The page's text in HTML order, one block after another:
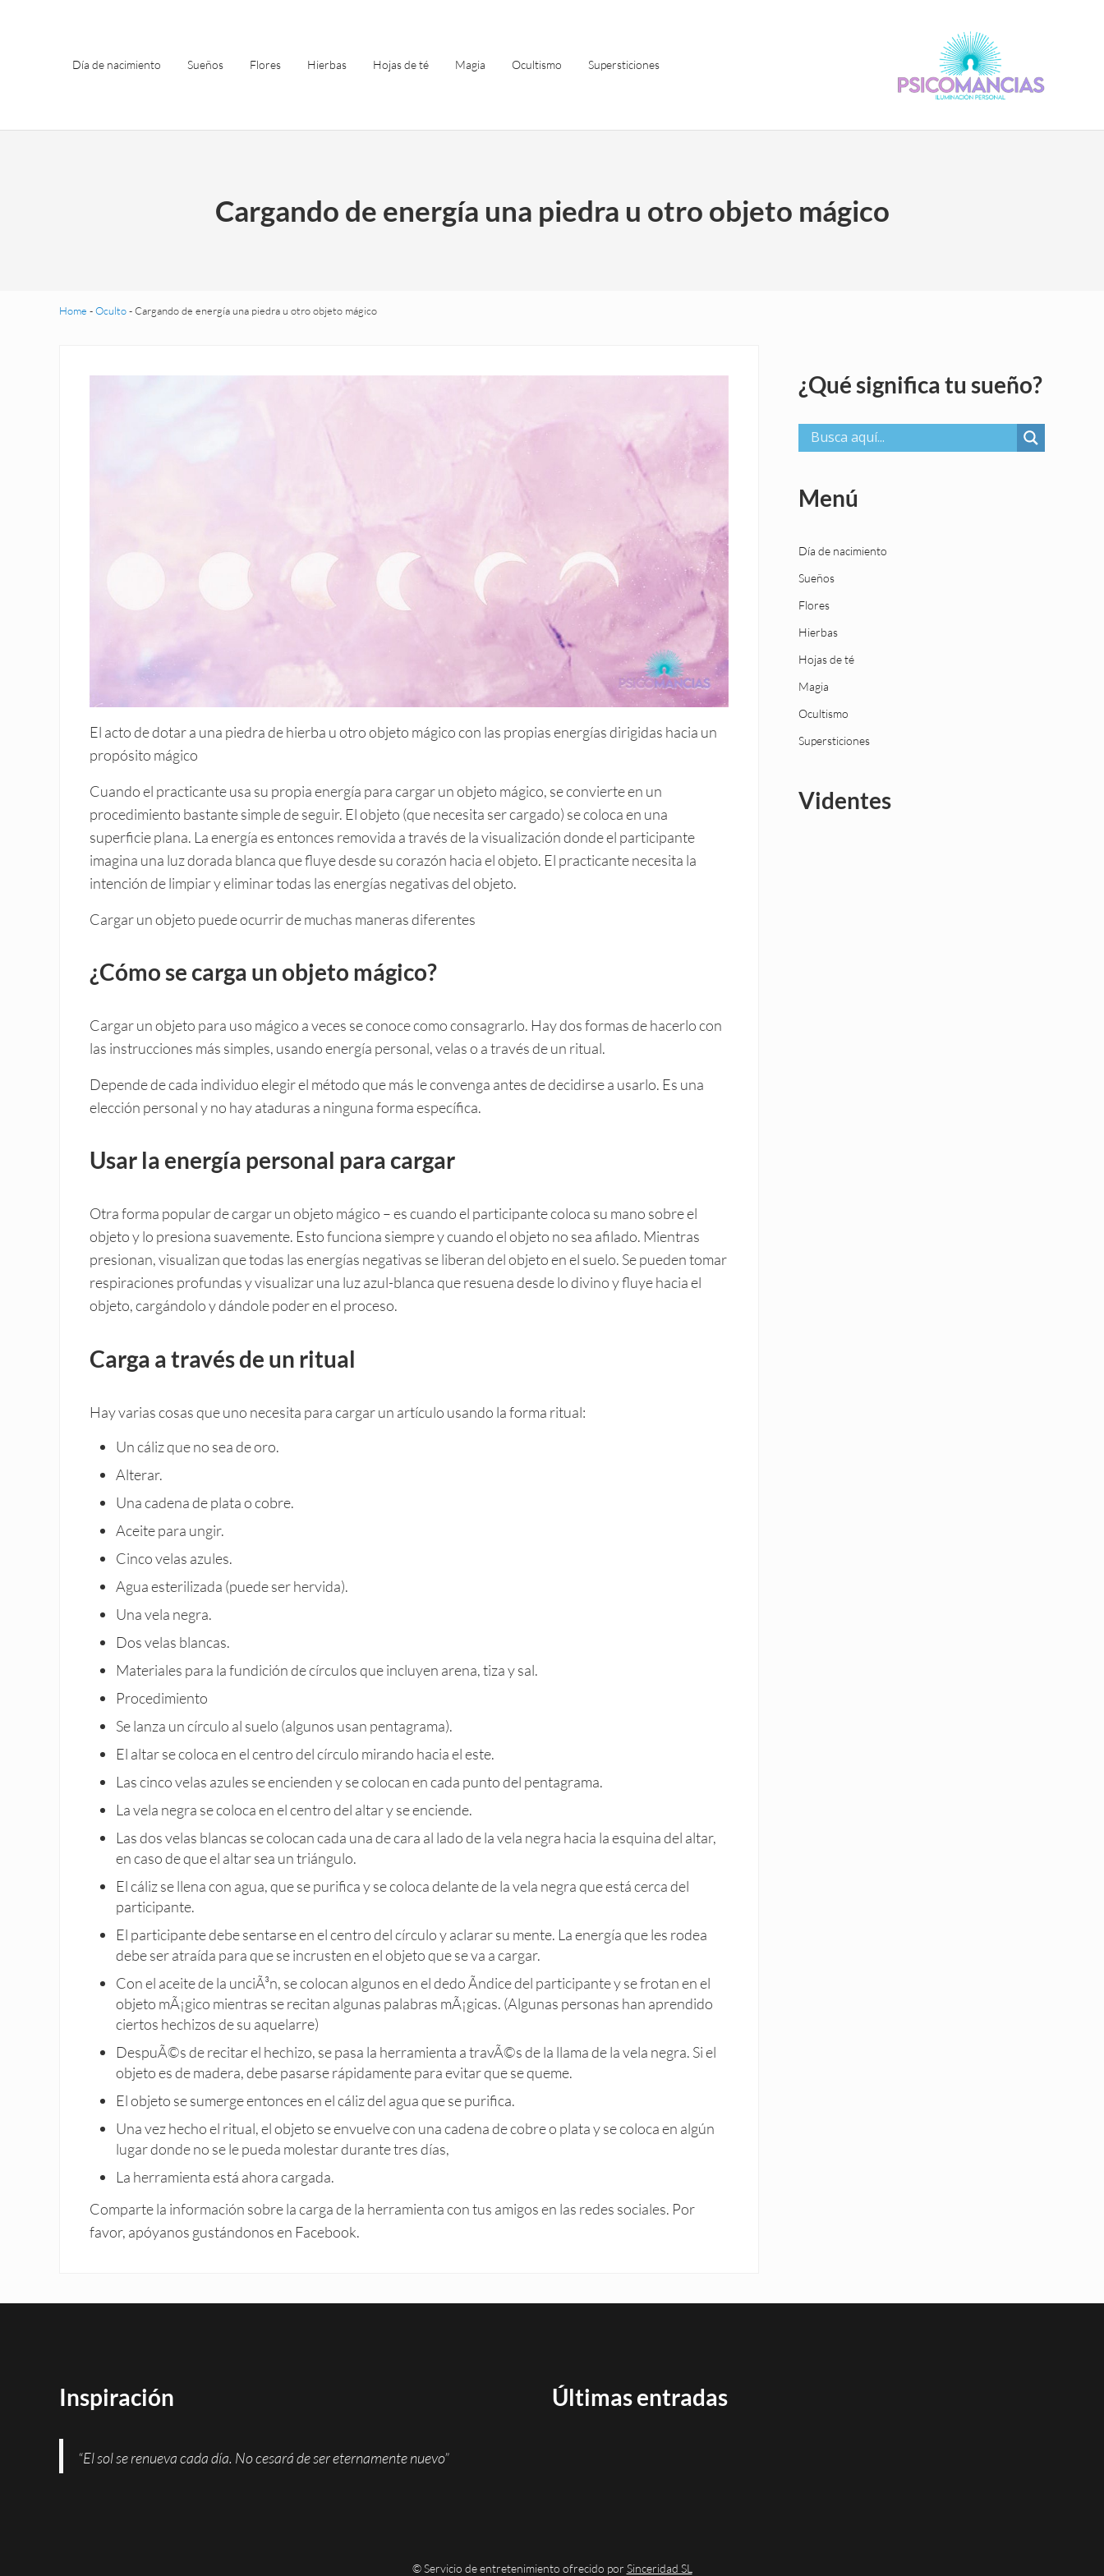
Día de nacimiento Sueños Flores Hierbas Hojas de té Magia Ocultismo Supersticiones
Cargando de energía una piedra u otro objeto mágico
Home -Oculto-Cargando de energía una piedra u otro objeto mágico
El acto de dotar a una piedra de hierba u otro objeto mágico con las propias energías dirigidas hacia un
propósito mágico
Cuando el practicante usa su propia energía para cargar un objeto mágico, se convierte en un
procedimiento bastante simple de seguir. El objeto (que necesita ser cargado) se coloca en una
superficie plana. La energía es entonces removida a través de la visualización donde el participante
imagina una luz dorada blanca que fluye desde su corazón hacia el objeto. El practicante necesita la
intención de limpiar y eliminar todas las energías negativas del objeto.
Cargar un objeto puede ocurrir de muchas maneras diferentes
¿Cómo se carga un objeto mágico?
Cargar un objeto para uso mágico a veces se conoce como consagrarlo. Hay dos formas de hacerlo con
las instrucciones más simples, usando energía personal, velas o a través de un ritual.
Depende de cada individuo elegir el método que más le convenga antes de decidirse a usarlo. Es una
elección personal y no hay ataduras a ninguna forma específica.
Usar la energía personal para cargar
Otra forma popular de cargar un objeto mágico – es cuando el participante coloca su mano sobre el
objeto y lo presiona suavemente. Esto funciona siempre y cuando el objeto no sea afilado. Mientras
presionan, visualizan que todas las energías negativas se liberan del objeto en el suelo. Se pueden tomar
respiraciones profundas y visualizar una luz azul-blanca que resuena desde lo divino y fluye hacia el
objeto, cargándolo y dándole poder en el proceso.
Carga a través de un ritual
Hay varias cosas que uno necesita para cargar un artículo usando la forma ritual:
Un cáliz que no sea de oro.
Alterar.
Una cadena de plata o cobre.
Aceite para ungir.
Cinco velas azules.
Agua esterilizada (puede ser hervida).
Una vela negra.
Dos velas blancas.
Materiales para la fundición de círculos que incluyen arena, tiza y sal.
Procedimiento
Se lanza un círculo al suelo (algunos usan pentagrama).
El altar se coloca en el centro del círculo mirando hacia el este.
Las cinco velas azules se encienden y se colocan en cada punto del pentagrama.
La vela negra se coloca en el centro del altar y se enciende.
Las dos velas blancas se colocan cada una de cara al lado de la vela negra hacia la esquina del altar,
en caso de que el altar sea un triángulo.
El cáliz se llena con agua, que se purifica y se coloca delante de la vela negra que está cerca del
participante.
El participante debe sentarse en el centro del círculo y aclarar su mente. La energía que les rodea
debe ser atraída para que se incrusten en el objeto que se va a cargar.
Con el aceite de la unciÃ³n, se colocan algunos en el dedo Ãndice del participante y se frotan en el
objeto mÃ¡gico mientras se recitan algunas palabras mÃ¡gicas. (Algunas personas han aprendido
ciertos hechizos de su aquelarre)
DespuÃ©s de recitar el hechizo, se pasa la herramienta a travÃ©s de la llama de la vela negra. Si el
objeto es de madera, debe pasarse rápidamente para evitar que se queme.
El objeto se sumerge entonces en el cáliz del agua que se purifica.
Una vez hecho el ritual, el objeto se envuelve con una cadena de cobre o plata y se coloca en algún
lugar donde no se le pueda molestar durante tres días,
La herramienta está ahora cargada.
Comparte la información sobre la carga de la herramienta con tus amigos en las redes sociales. Por
favor, apóyanos gustándonos en Facebook.
¿Qué significa tu sueño?
Menú
Día de nacimiento
Sueños
Flores
Hierbas
Hojas de té
Magia
Ocultismo
Supersticiones
Videntes
Inspiración
“El sol se renueva cada día. No cesará de ser eternamente nuevo”
Últimas entradas
© Servicio de entretenimiento ofrecido por Sinceridad SL